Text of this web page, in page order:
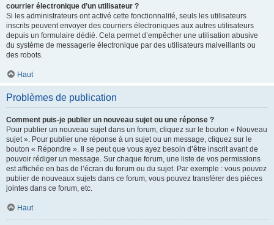
courrier électronique d’un utilisateur ?
Si les administrateurs ont activé cette fonctionnalité, seuls les utilisateurs
inscrits peuvent envoyer des courriers électroniques aux autres utilisateurs
depuis un formulaire dédié. Cela permet d’empêcher une utilisation abusive
du système de messagerie électronique par des utilisateurs malveillants ou
des robots.
Haut
Problèmes de publication
Comment puis-je publier un nouveau sujet ou une réponse ?
Pour publier un nouveau sujet dans un forum, cliquez sur le bouton « Nouveau
sujet ». Pour publier une réponse à un sujet ou un message, cliquez sur le
bouton « Répondre ». Il se peut que vous ayez besoin d’être inscrit avant de
pouvoir rédiger un message. Sur chaque forum, une liste de vos permissions
est affichée en bas de l’écran du forum ou du sujet. Par exemple : vous pouvez
publier de nouveaux sujets dans ce forum, vous pouvez transférer des pièces
jointes dans ce forum, etc.
Haut